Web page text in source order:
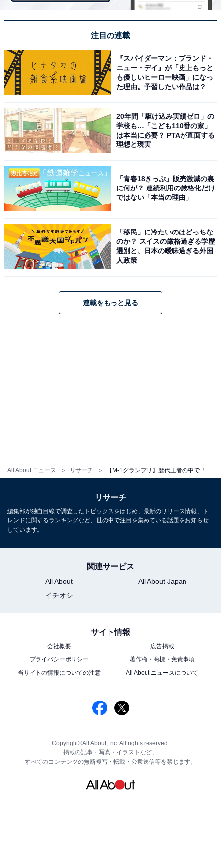
All About ニュース リサーチ 【M-1グランプリ】歴代王者の中で「好きなコンビ」ランキング！ 2位「中川家」を抑えた1位は？
注目の連載
『スパイダーマン：ブランド・
ニュー・デイ』が「史上もっと
も優しいヒーロー映画」になっ
た理由。予習したい作品は？
20年間「駆け込み実績ゼロ」の
学校も…「こども110番の家」
は本当に必要？ PTAが直面する
理想と現実
「青春18きっぷ」販売激減の裏
に何が？ 連続利用の厳格化だけ
ではない「本当の理由」
「移民」に冷たいのはどっちな
のか？ スイスの厳格過ぎる学歴
選別と、日本の曖昧過ぎる外国
人政策
連載をもっと見る
リサーチ
編集部が独自目線で調査したトピックスをはじめ、最新のリリース情報、ト
レンドに関するランキングなど、世の中で注目を集めている話題をお知らせ
しています。
関連サービス
All About
All About Japan
イチオシ
サイト情報
会社概要
広告掲載
プライバシーポリシー
著作権・商標・免責事項
当サイトの情報についての注意
All About ニュースについて
Copyright©All About, Inc. All rights reserved.
掲載の記事・写真・イラストなど、
すべてのコンテンツの無断複写・転載・公衆送信等を禁じます。